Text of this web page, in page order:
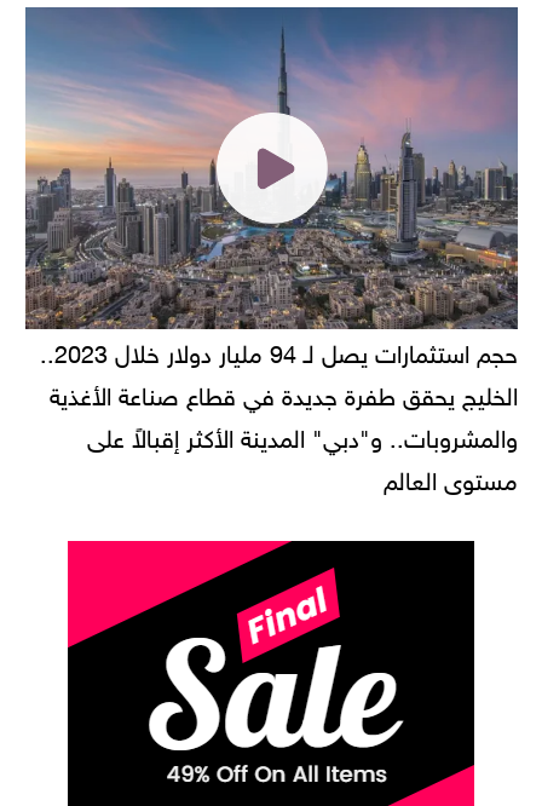
حجم استثمارات يصل لـ 94 مليار دولار خلال 2023..
الخليج يحقق طفرة جديدة في قطاع صناعة الأغذية
والمشروبات.. و"دبي" المدينة الأكثر إقبالاً على
مستوى العالم